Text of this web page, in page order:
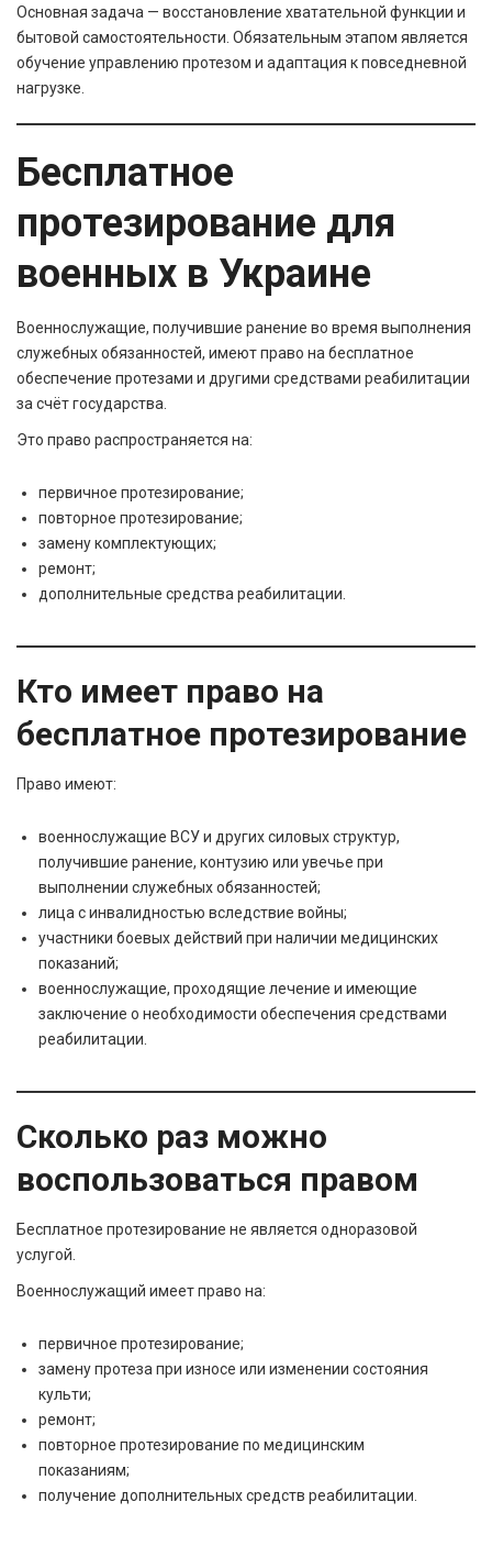
Основная задача — восстановление хватательной функции и
бытовой самостоятельности. Обязательным этапом является
обучение управлению протезом и адаптация к повседневной
нагрузке.
Бесплатное
протезирование для
военных в Украине
Военнослужащие, получившие ранение во время выполнения
служебных обязанностей, имеют право на бесплатное
обеспечение протезами и другими средствами реабилитации
за счёт государства.
Это право распространяется на:
первичное протезирование;
повторное протезирование;
замену комплектующих;
ремонт;
дополнительные средства реабилитации.
Кто имеет право на
бесплатное протезирование
Право имеют:
военнослужащие ВСУ и других силовых структур,
получившие ранение, контузию или увечье при
выполнении служебных обязанностей;
лица с инвалидностью вследствие войны;
участники боевых действий при наличии медицинских
показаний;
военнослужащие, проходящие лечение и имеющие
заключение о необходимости обеспечения средствами
реабилитации.
Сколько раз можно
воспользоваться правом
Бесплатное протезирование не является одноразовой
услугой.
Военнослужащий имеет право на:
первичное протезирование;
замену протеза при износе или изменении состояния
культи;
ремонт;
повторное протезирование по медицинским
показаниям;
получение дополнительных средств реабилитации.